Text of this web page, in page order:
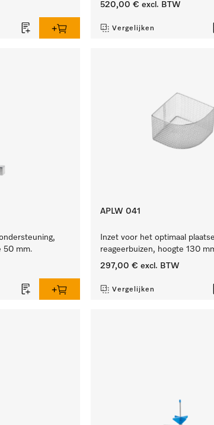
520,00 € excl. BTW
Vergelijken
50 mm.
APLW 041
Inzet voor het optimaal
reageerbuizen, hoogte 130
297,00 € excl. BTW
Vergelijken